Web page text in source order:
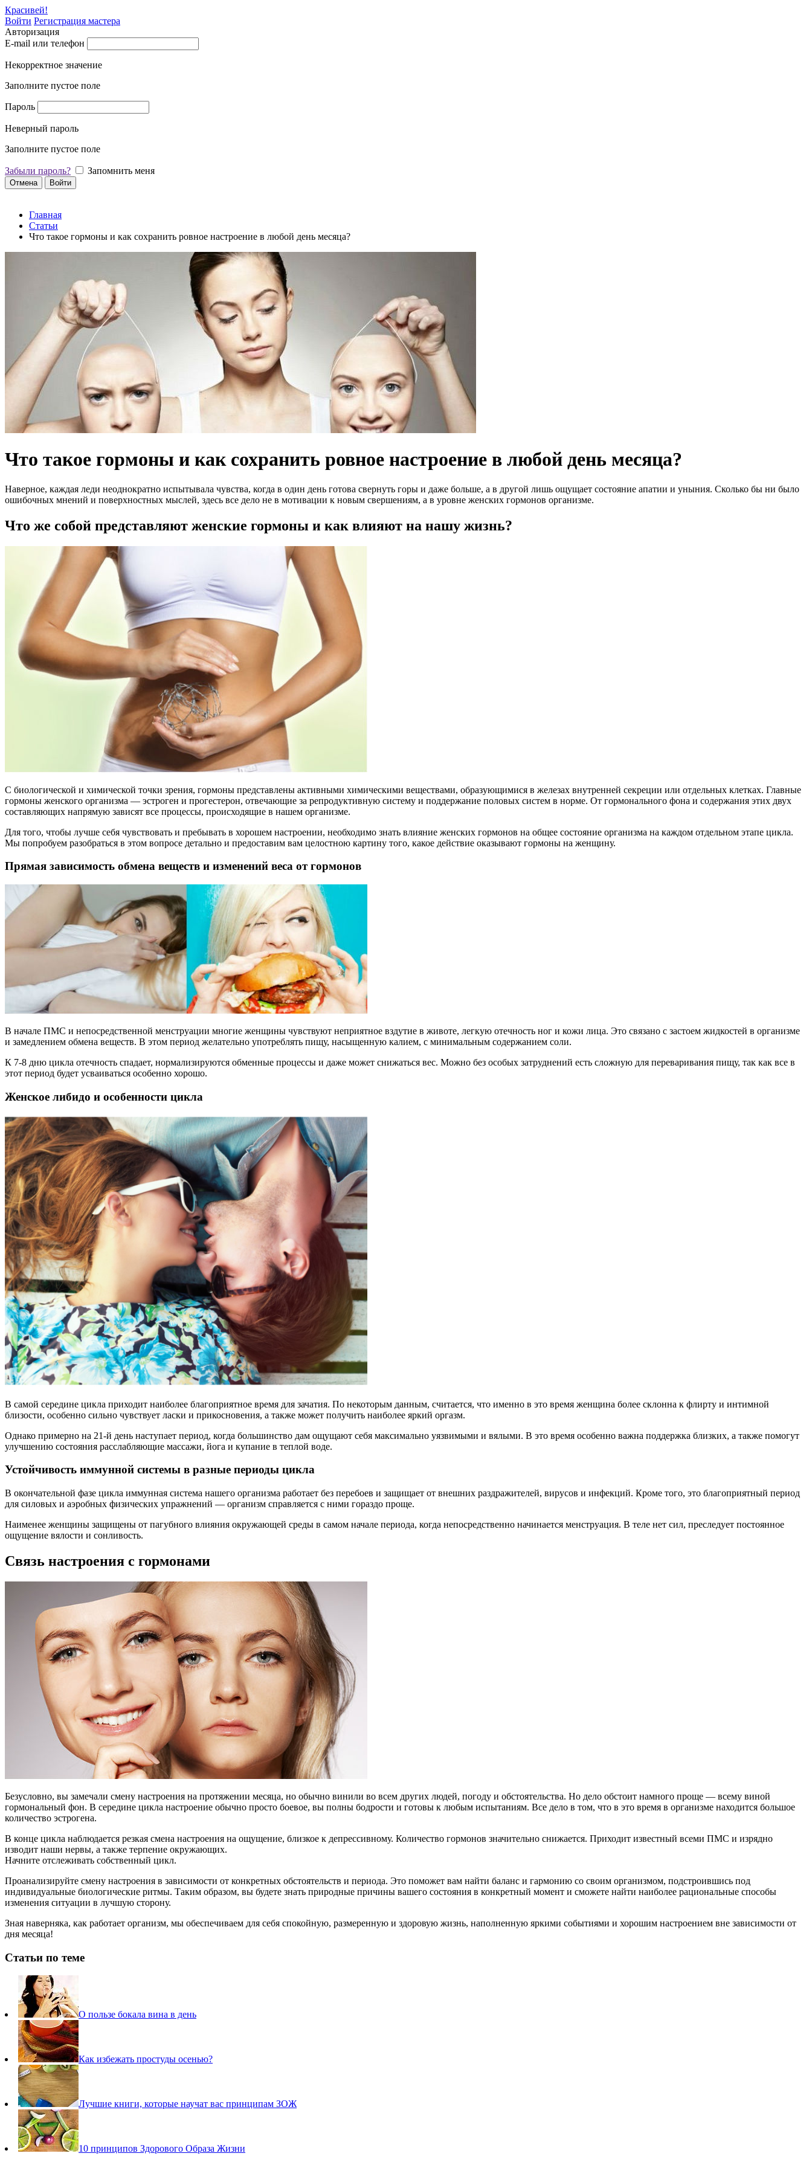
Красивей!
Войти Регистрация мастера
Авторизация
E-mail или телефон
Некорректное значение
Заполните пустое поле
Пароль
Неверный пароль
Заполните пустое поле
Забыли пароль? Запомнить меня
Отмена Войти
Главная
Статьи
Что такое гормоны и как сохранить ровное настроение в любой день месяца?
Что такое гормоны и как сохранить ровное настроение в любой день месяца?
Наверное, каждая леди неоднократно испытывала чувства, когда в один день готова свернуть горы и даже больше, а в другой лишь ощущает состояние апатии и уныния. Сколько бы ни было
ошибочных мнений и поверхностных мыслей, здесь все дело не в мотивации к новым свершениям, а в уровне женских гормонов организме.
Что же собой представляют женские гормоны и как влияют на нашу жизнь?
С биологической и химической точки зрения, гормоны представлены активными химическими веществами, образующимися в железах внутренней секреции или отдельных клетках. Главные
гормоны женского организма — эстроген и прогестерон, отвечающие за репродуктивную систему и поддержание половых систем в норме. От гормонального фона и содержания этих двух
составляющих напрямую зависят все процессы, происходящие в нашем организме.
Для того, чтобы лучше себя чувствовать и пребывать в хорошем настроении, необходимо знать влияние женских гормонов на общее состояние организма на каждом отдельном этапе цикла.
Мы попробуем разобраться в этом вопросе детально и предоставим вам целостною картину того, какое действие оказывают гормоны на женщину.
Прямая зависимость обмена веществ и изменений веса от гормонов
В начале ПМС и непосредственной менструации многие женщины чувствуют неприятное вздутие в животе, легкую отечность ног и кожи лица. Это связано с застоем жидкостей в организме
и замедлением обмена веществ. В этом период желательно употреблять пищу, насыщенную калием, с минимальным содержанием соли.
К 7-8 дню цикла отечность спадает, нормализируются обменные процессы и даже может снижаться вес. Можно без особых затруднений есть сложную для переваривания пищу, так как все в
этот период будет усваиваться особенно хорошо.
Женское либидо и особенности цикла
В самой середине цикла приходит наиболее благоприятное время для зачатия. По некоторым данным, считается, что именно в это время женщина более склонна к флирту и интимной
близости, особенно сильно чувствует ласки и прикосновения, а также может получить наиболее яркий оргазм.
Однако примерно на 21-й день наступает период, когда большинство дам ощущают себя максимально уязвимыми и вялыми. В это время особенно важна поддержка близких, а также помогут
улучшению состояния расслабляющие массажи, йога и купание в теплой воде.
Устойчивость иммунной системы в разные периоды цикла
В окончательной фазе цикла иммунная система нашего организма работает без перебоев и защищает от внешних раздражителей, вирусов и инфекций. Кроме того, это благоприятный период
для силовых и аэробных физических упражнений — организм справляется с ними гораздо проще.
Наименее женщины защищены от пагубного влияния окружающей среды в самом начале периода, когда непосредственно начинается менструация. В теле нет сил, преследует постоянное
ощущение вялости и сонливость.
Связь настроения с гормонами
Безусловно, вы замечали смену настроения на протяжении месяца, но обычно винили во всем других людей, погоду и обстоятельства. Но дело обстоит намного проще — всему виной
гормональный фон. В середине цикла настроение обычно просто боевое, вы полны бодрости и готовы к любым испытаниям. Все дело в том, что в это время в организме находится большое
количество эстрогена.
В конце цикла наблюдается резкая смена настроения на ощущение, близкое к депрессивному. Количество гормонов значительно снижается. Приходит известный всеми ПМС и изрядно
изводит наши нервы, а также терпение окружающих.
Начните отслеживать собственный цикл.
Проанализируйте смену настроения в зависимости от конкретных обстоятельств и периода. Это поможет вам найти баланс и гармонию со своим организмом, подстроившись под
индивидуальные биологические ритмы. Таким образом, вы будете знать природные причины вашего состояния в конкретный момент и сможете найти наиболее рациональные способы
изменения ситуации в лучшую сторону.
Зная наверняка, как работает организм, мы обеспечиваем для себя спокойную, размеренную и здоровую жизнь, наполненную яркими событиями и хорошим настроением вне зависимости от
дня месяца!
Статьи по теме
О пользе бокала вина в день
Как избежать простуды осенью?
Лучшие книги, которые научат вас принципам ЗОЖ
10 принципов Здорового Образа Жизни